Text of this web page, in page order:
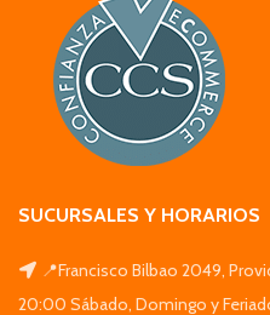
SUCURSALES Y HORARIOS
📍Francisco Bilbao 2049,
20:00 Sábado, Domingo y